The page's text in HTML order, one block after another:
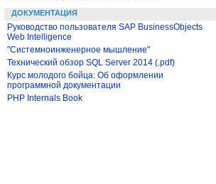
ДОКУМЕНТАЦИЯ
Руководство пользователя SAP BusinessObjects
Web Intelligence
"Системноинженерное мышление"
Технический обзор SQL Server 2014 (.pdf)
Курс молодого бойца: Об оформлении
программной документации
PHP Internals Book